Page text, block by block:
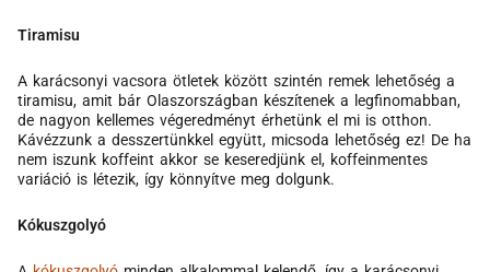
Tiramisu
A karácsonyi vacsora ötletek között szintén remek lehetőség a
tiramisu, amit bár Olaszországban készítenek a legfinomabban,
de nagyon kellemes végeredményt érhetünk el mi is otthon.
Kávézzunk a desszertünkkel együtt, micsoda lehetőség ez! De ha
nem iszunk koffeint akkor se keseredjünk el, koffeinmentes
variáció is létezik, így könnyítve meg dolgunk.
Kókuszgolyó